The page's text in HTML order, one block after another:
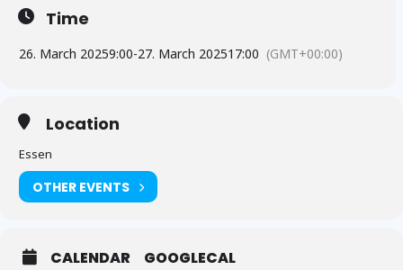
Time
26. March 20259:00-27. March 202517:00 (GMT+00:00)
Location
Essen
OTHER EVENTS
CALENDAR GOOGLECAL